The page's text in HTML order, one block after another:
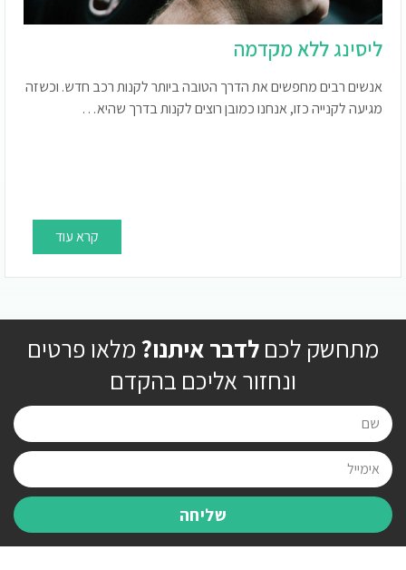
ליסינג ללא מקדמה
אנשים רבים מחפשים את הדרך הטובה ביותר לקנות רכב חדש. וכשזה
מגיעה לקנייה כזו, אנחנו כמובן רוצים לקנות בדרך שהיא…
קרא עוד
מתחשק לכםלדבר איתנו?מלאו פרטים
ונחזור אליכם בהקדם
שליחה